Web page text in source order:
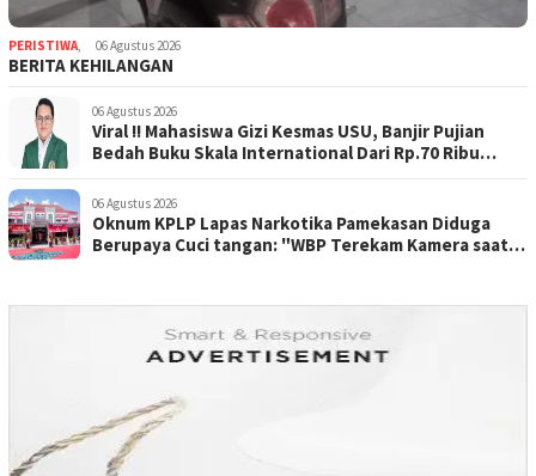
PERISTIWA, 06 Agustus 2026
BERITA KEHILANGAN
06 Agustus 2026
Viral !! Mahasiswa Gizi Kesmas USU, Banjir Pujian
Bedah Buku Skala International Dari Rp.70 Ribu
06 Agustus 2026
Oknum KPLP Lapas Narkotika Pamekasan Diduga
Berupaya Cuci tangan: "WBP Terekam Kamera saat